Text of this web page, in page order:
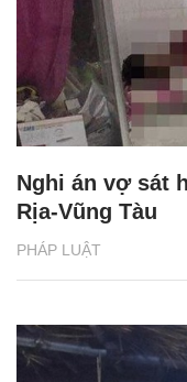
PHÁP LUẬT
Nghi án vợ sát
Rịa-Vũng Tàu